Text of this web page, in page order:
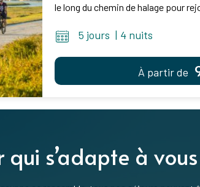
le long du chemin de halage pour
5 jours | 4 nuits
À partir de
qui s’adapte à vous